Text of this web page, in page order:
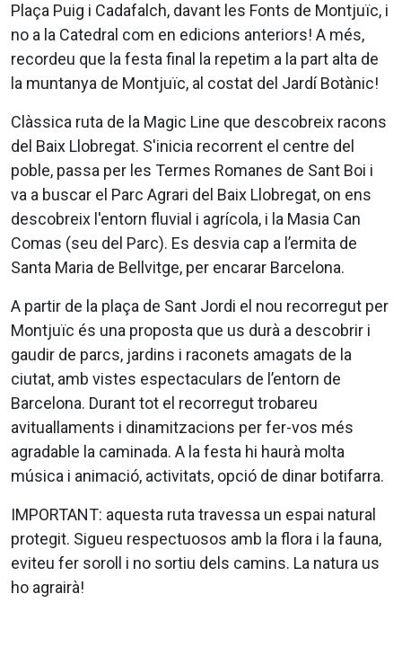
Plaça Puig i Cadafalch, davant les Fonts de Montjuïc, i
no a la Catedral com en edicions anteriors! A més,
recordeu que la festa final la repetim a la part alta de
la muntanya de Montjuïc, al costat del Jardí Botànic!
Clàssica ruta de la Magic Line que descobreix racons
del Baix Llobregat. S'inicia recorrent el centre del
poble, passa per les Termes Romanes de Sant Boi i
va a buscar el Parc Agrari del Baix Llobregat, on ens
descobreix l'entorn fluvial i agrícola, i la Masia Can
Comas (seu del Parc). Es desvia cap a l’ermita de
Santa Maria de Bellvitge, per encarar Barcelona.
A partir de la plaça de Sant Jordi el nou recorregut per
Montjuïc és una proposta que us durà a descobrir i
gaudir de parcs, jardins i raconets amagats de la
ciutat, amb vistes espectaculars de l’entorn de
Barcelona. Durant tot el recorregut trobareu
avituallaments i dinamitzacions per fer-vos més
agradable la caminada. A la festa hi haurà molta
música i animació, activitats, opció de dinar botifarra.
IMPORTANT: aquesta ruta travessa un espai natural
protegit. Sigueu respectuosos amb la flora i la fauna,
eviteu fer soroll i no sortiu dels camins. La natura us
ho agrairà!